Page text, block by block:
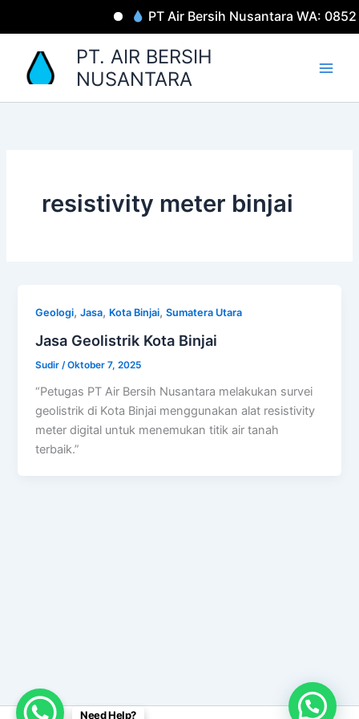
PT Air Bersih Nusantara WA:
PT. AIR BERSIH
NUSANTARA
resistivity meter binjai
Geologi,Jasa, Kota Binjai,Sumatera Utara
Jasa Geolistrik Kota Binjai
Sudir /Oktober 7, 2025
“Petugas PT Air Bersih Nusantara melakukan survei
geolistrik di Kota Binjai menggunakan alat resistivity
meter digital untuk menemukan titik air tanah
terbaik.”
Need Help?